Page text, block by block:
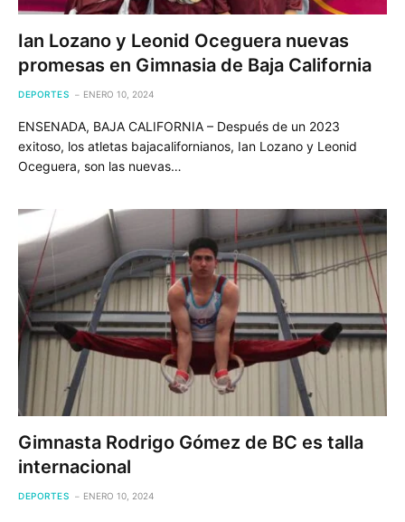
Ian Lozano y Leonid Oceguera nuevas
promesas en Gimnasia de Baja California
DEPORTES ENERO 10, 2024
ENSENADA, BAJA CALIFORNIA – Después de un 2023
exitoso, los atletas bajacalifornianos, Ian Lozano y Leonid
Oceguera, son las nuevas…
Gimnasta Rodrigo Gómez de BC es talla
internacional
DEPORTES ENERO 10, 2024